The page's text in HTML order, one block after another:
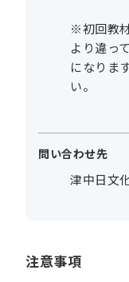
※初回教
より違っ
になりま
い。
問い合わせ先
津中日文
注意事項